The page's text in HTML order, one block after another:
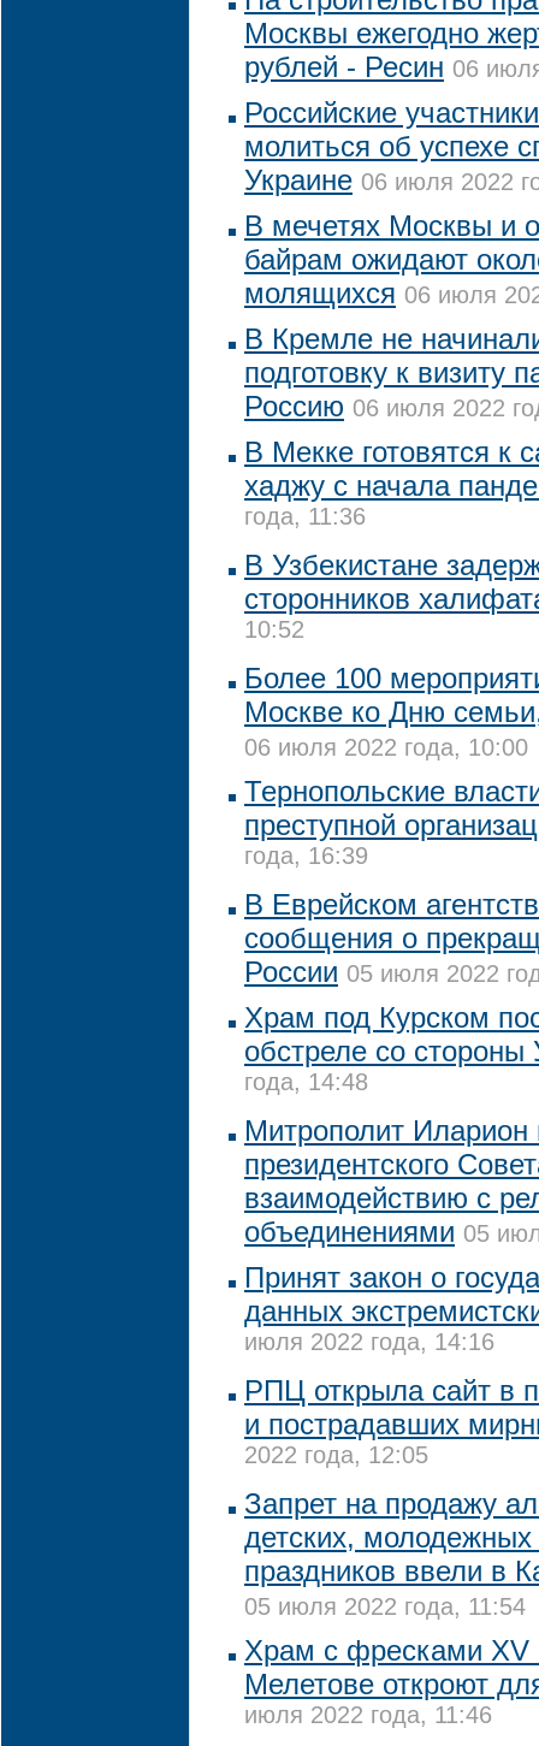
Москвы ежегодно
рублей - Ресин 06
Российские
молиться об успехе
Украине 06 июля 2022
В мечетях Москвы и
байрам ожидают
молящихся 06 июля
В Кремле не
подготовку к визиту
Россию 06 июля 2022
В Мекке готовятся к
хаджу с начала
года, 11:36
В Узбекистане
сторонников
10:52
Более 100
Москве ко Дню
06 июля 2022 года, 10:00
Тернопольские
преступной
года, 16:39
В Еврейском
сообщения о
России 05 июля 2022
Храм под Курском
обстреле со стороны
года, 14:48
Митрополит Иларион
президентского
взаимодействию с
объединениями 05
Принят закон о
данных
июля 2022 года, 14:16
РПЦ открыла сайт в
и пострадавших
2022 года, 12:05
Запрет на продажу
детских,
праздников ввели в
05 июля 2022 года, 11:54
Храм с фресками XV
Мелетове откроют
июля 2022 года, 11:46